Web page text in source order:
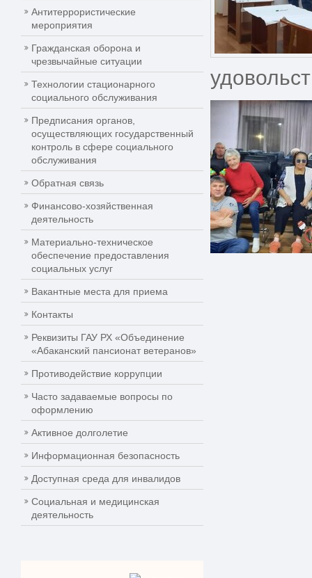
Антитеррористические
мероприятия
Гражданская оборона и
чрезвычайные ситуации
Технологии стационарного
социального обслуживания
Предписания органов,
осуществляющих государственный
контроль в сфере социального
обслуживания
Обратная связь
Финансово-хозяйственная
деятельность
Материально-техническое
обеспечение предоставления
социальных услуг
Вакантные места для приема
Контакты
Реквизиты ГАУ РХ «Объединение
«Абаканский пансионат ветеранов»
Противодействие коррупции
Часто задаваемые вопросы по
оформлению
Активное долголетие
Информационная безопасность
Доступная среда для инвалидов
Социальная и медицинская
деятельность